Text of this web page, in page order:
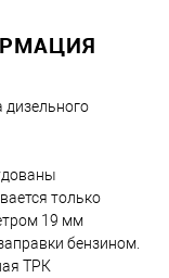
дизельного
только
19 мм
бензином.
ТРК